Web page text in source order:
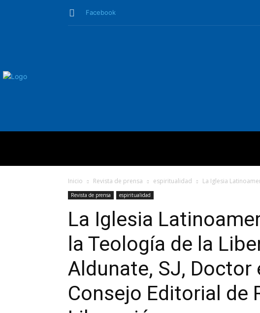
Facebook
Inicio Revista de prensa espiritualidad La Iglesia
Revista de prensa espiritualidad
La Iglesia
la Teología de la
Aldunate, SJ, Doctor
Consejo Editorial de